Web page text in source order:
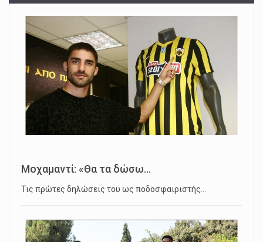
Μοχαμαντί: «Θα τα δώσω...
Τις πρώτες δηλώσεις του ως ποδοσφαιριστής…